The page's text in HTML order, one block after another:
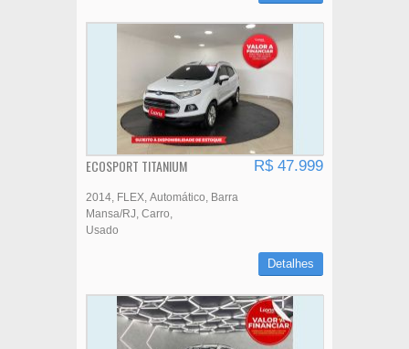
ECOSPORT TITANIUM R$ 47.999
2014 FLEX Automático
Barra
Mansa/RJ Carro
Usado
Detalhes